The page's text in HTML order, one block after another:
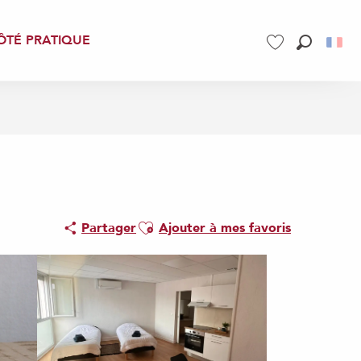
PRATIQUE
PartagerAjouter aux favoris
Ajouter à mes favoris